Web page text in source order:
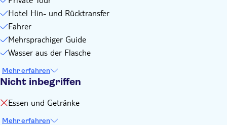
Hotel Hin- und Rücktransfer
Fahrer
Mehrsprachiger Guide
Wasser aus der Flasche
Mehr erfahren
Nicht inbegriffen
Essen und Getränke
Mehr erfahren